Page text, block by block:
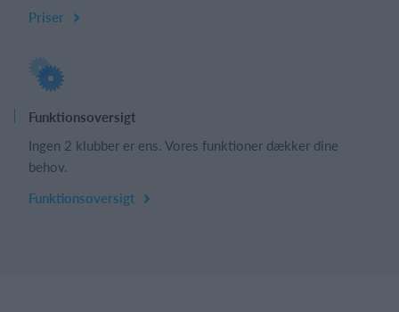
Priser
Funktionsoversigt
Ingen 2 klubber er ens. Vores funktioner dækker dine
behov.
Funktionsoversigt